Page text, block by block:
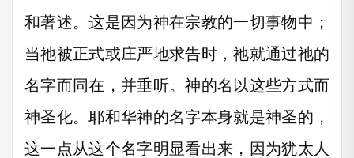
和著述。这是因为神在宗教的一切事物中；
当祂被正式或庄严地求告时，祂就通过祂的
名字而同在，并垂听。神的名以这些方式而
神圣化。耶和华神的名字本身就是神圣的，
这一点从这个名字明显看出来，因为犹太人